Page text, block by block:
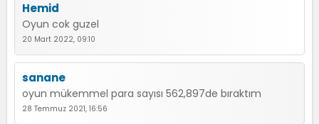
Hemid
Oyun cok guzel
20 Mart 2022, 09:10
sanane
oyun mükemmel para sayısı 562,897de bıraktım
28 Temmuz 2021, 16:56